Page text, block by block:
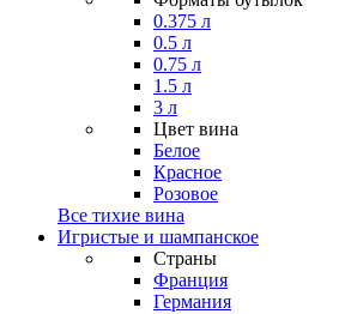
0.375 л
0.5 л
0.75 л
1.5 л
3 л
Цвет вина
Белое
Красное
Розовое
Все тихие вина
Игристые и шампанское
Страны
Франция
Германия